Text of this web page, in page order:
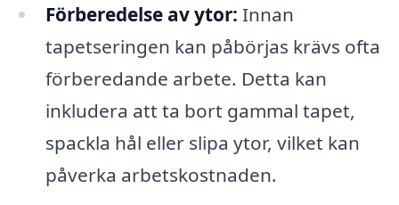
Förberedelse av ytor: Innan
tapetseringen kan påbörjas krävs ofta
förberedande arbete. Detta kan
inkludera att ta bort gammal tapet,
spackla hål eller slipa ytor, vilket kan
påverka arbetskostnaden.